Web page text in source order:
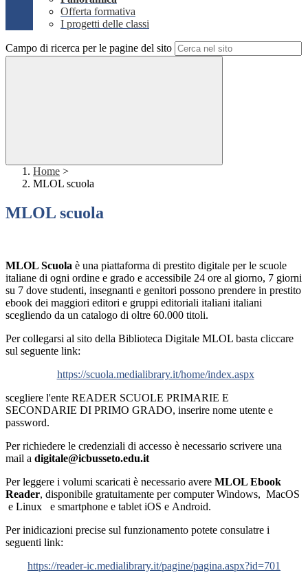
Offerta formativa
I progetti delle classi
Campo di ricerca per le pagine del sito
Home >
MLOL scuola
MLOL scuola
MLOL Scuola è una piattaforma di prestito digitale per le scuole
italiane di ogni ordine e grado e accessibile 24 ore al giorno, 7 giorni
su 7 dove studenti, insegnanti e genitori possono prendere in prestito
ebook dei maggiori editori e gruppi editoriali italiani italiani
scegliendo da un catalogo di oltre 60.000 titoli.
Per collegarsi al sito della Biblioteca Digitale MLOL basta cliccare
sul seguente link:
https://scuola.medialibrary.it/home/index.aspx
scegliere l'ente READER SCUOLE PRIMARIE E
SECONDARIE DI PRIMO GRADO, inserire nome utente e
password.
Per richiedere le credenziali di accesso è necessario scrivere una
mail a digitale@icbusseto.edu.it
Per leggere i volumi scaricati è necessario avere MLOL Ebook
Reader, disponibile gratuitamente per computer Windows, MacOS
e Linux e smartphone e tablet iOS e Android.
Per inidicazioni precise sul funzionamento potete consulatre i
seguenti link:
https://reader-ic.medialibrary.it/pagine/pagina.aspx?id=701